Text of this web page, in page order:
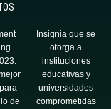
de
Insignia que se
otorga a
instituciones
educativas y
universidades
comprometidas